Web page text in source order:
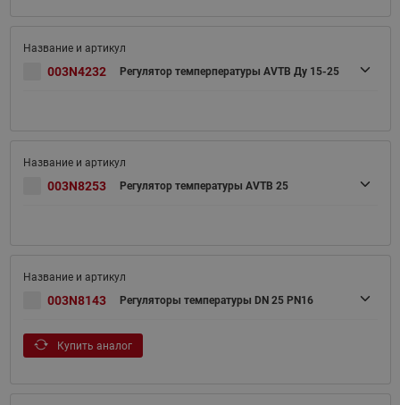
003N4232 Регулятор темперпературы AVTB Ду 15-25
003N8253 Регулятор температуры AVTB 25
003N8143 Регуляторы температуры DN 25 PN16
Купить аналог